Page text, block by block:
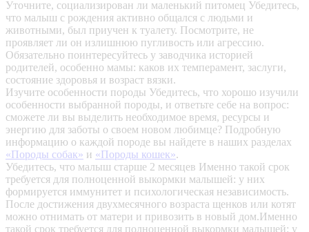
Уточните, социализирован ли маленький питомец Убедитесь,
что малыш с рождения активно общался с людьми и
животными, был приучен к туалету. Посмотрите, не
проявляет ли он излишнюю пугливость или агрессию.
Обязательно поинтересуйтесь у заводчика историей
родителей, особенно мамы: каков их темперамент, заслуги,
состояние здоровья и возраст вязки.
Изучите особенности породы Убедитесь, что хорошо изучили
особенности выбранной породы, и ответьте себе на вопрос:
сможете ли вы выделить необходимое время, ресурсы и
энергию для заботы о своем новом любимце? Подробную
информацию о каждой породе вы найдете в наших разделах
«Породы собак» и «Породы кошек».
Убедитесь, что малыш старше 2 месяцев Именно такой срок
требуется для полноценной выкормки малышей: у них
формируется иммунитет и психологическая независимость.
После достижения двухмесячного возраста щенков или котят
можно отнимать от матери и привозить в новый дом.Именно
такой срок требуется для полноценной выкормки малышей: у